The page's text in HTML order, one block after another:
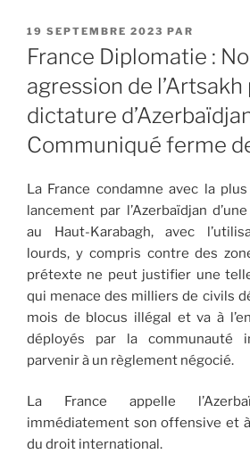
PUBLIÉ
LE
19 SEPTEMBRE 2023 PAR
France Diplomatie :
agression de l’Artsakh
dictature
Communiqué ferme
La France condamne avec la
lancement par l’Azerbaïdjan
au Haut-Karabagh, avec
lourds, y compris contre des
prétexte ne peut justifier une
qui menace des milliers de civils
mois de blocus illégal et va à
déployés par la communauté
parvenir à un règlement négocié.
La France appelle
immédiatement son offensive et
du droit international.